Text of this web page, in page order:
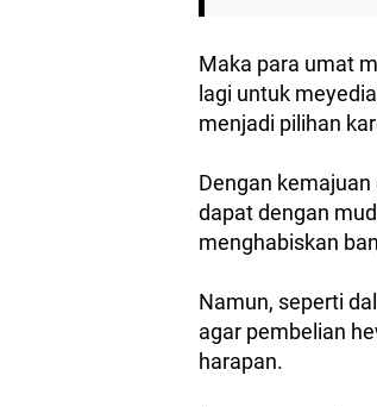
Maka para umat
lagi untuk
menjadi pilihan
Dengan
dapat dengan
menghabiskan
Namun, seperti
agar pembelian
harapan.